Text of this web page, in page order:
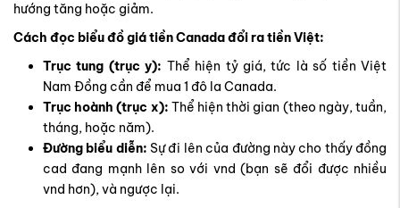
hướng tăng hoặc giảm.
Cách đọc biểu đồ giá tiền Canada đổi ra tiền Việt:
Trục tung (trục y): Thể hiện tỷ giá, tức là số tiền Việt
Nam Đồng cần để mua 1 đô la Canada.
Trục hoành (trục x): Thể hiện thời gian (theo ngày, tuần,
tháng, hoặc năm).
Đường biểu diễn: Sự đi lên của đường này cho thấy đồng
cad đang mạnh lên so với vnd (bạn sẽ đổi được nhiều
vnd hơn), và ngược lại.